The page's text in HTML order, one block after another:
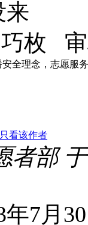
来
巧枚
全理念，志愿服
只看该作者
部
年7月